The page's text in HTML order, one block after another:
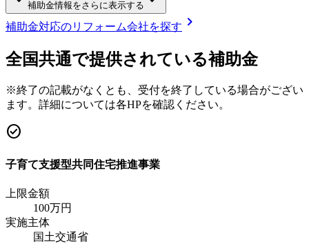
補助金情報をさらに表示する
補助金対応のリフォーム会社を探す chevron_right
全国共通で提供されている補助金
※終了の記載がなくとも、受付を終了している場合がござい
ます。詳細については各HPを確認ください。
check_circle
子育て支援型共同住宅推進事業
上限金額
100万円
実施主体
国土交通省